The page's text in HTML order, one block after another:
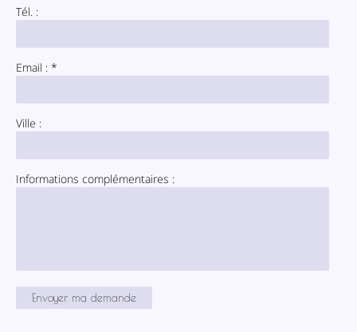
Tél. :
Email : *
Ville :
Informations complémentaires :